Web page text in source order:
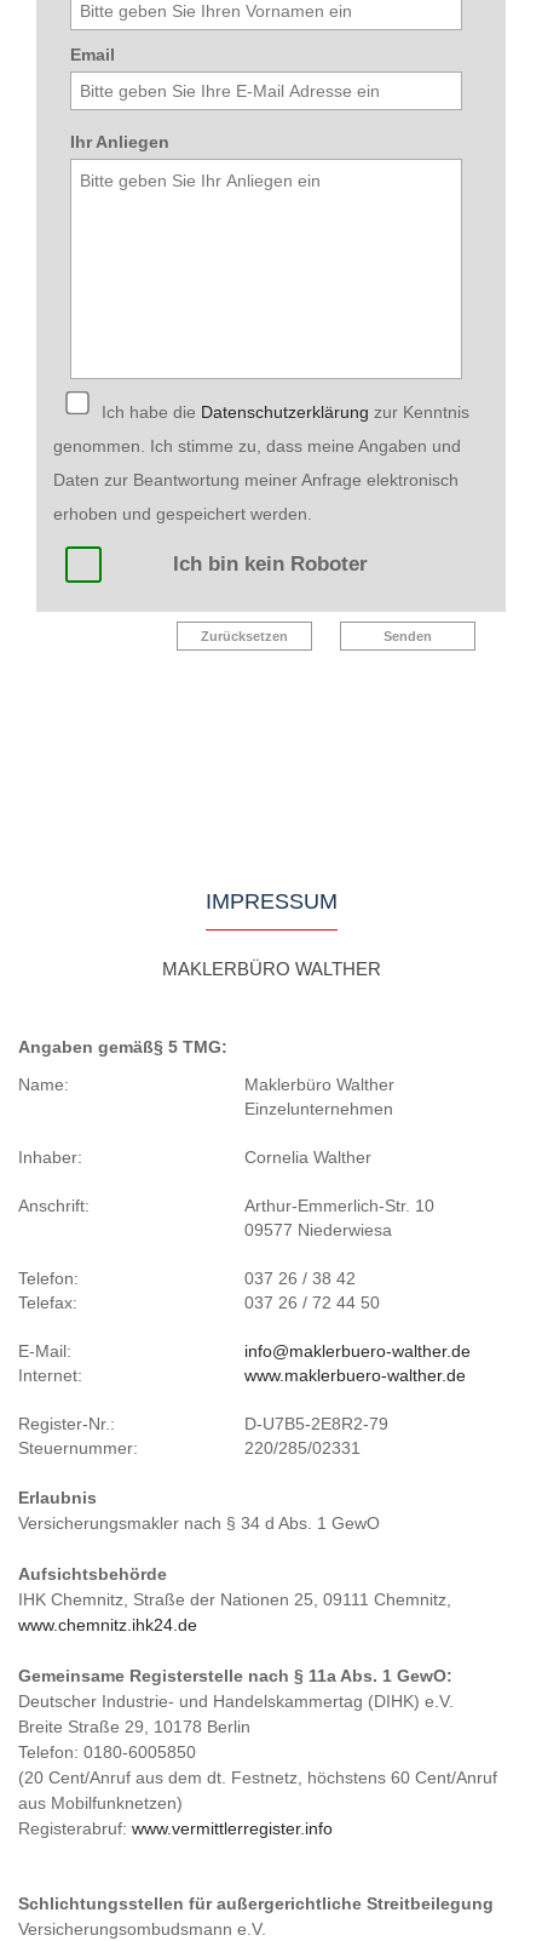
Email
Ihr Anliegen
Ich habe die Datenschutzerklärung zur Kenntnis
genommen. Ich stimme zu, dass meine Angaben und
Daten zur Beantwortung meiner Anfrage elektronisch
erhoben und gespeichert werden.
Ich bin kein Roboter
IMPRESSUM
MAKLERBÜRO WALTHER
Angaben gemäß§ 5 TMG:
Name:
Maklerbüro Walther
Einzelunternehmen
Inhaber: Cornelia Walther
Anschrift:
Arthur-Emmerlich-Str. 10
09577 Niederwiesa
Telefon:
037 26 / 38 42
Telefax:
037 26 / 72 44 50
E-Mail:
info@maklerbuero-walther.de
Internet:
www.maklerbuero-walther.de
Register-Nr.:
D-U7B5-2E8R2-79
Steuernummer:
220/285/02331
Erlaubnis
Versicherungsmakler nach § 34 d Abs. 1 GewO
Aufsichtsbehörde
IHK Chemnitz, Straße der Nationen 25, 09111 Chemnitz,
www.chemnitz.ihk24.de
Gemeinsame Registerstelle nach § 11a Abs. 1 GewO:
Deutscher Industrie- und Handelskammertag (DIHK) e.V.
Breite Straße 29, 10178 Berlin
Telefon: 0180-6005850
(20 Cent/Anruf aus dem dt. Festnetz, höchstens 60 Cent/Anruf
aus Mobilfunknetzen)
Registerabruf: www.vermittlerregister.info
Schlichtungsstellen für außergerichtliche Streitbeilegung
Versicherungsombudsmann e.V.